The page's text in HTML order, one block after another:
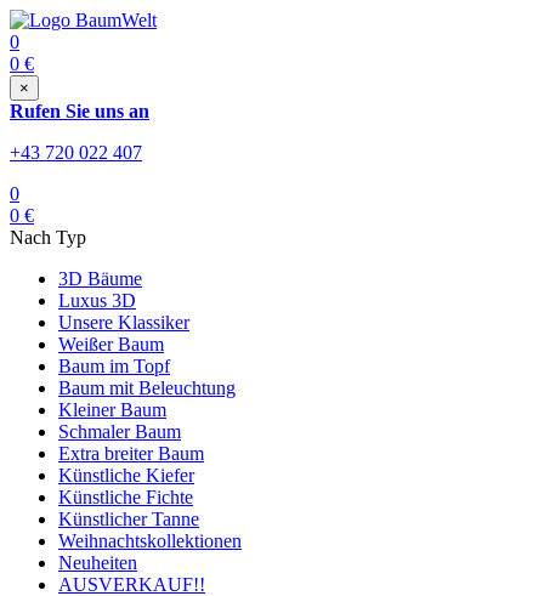
0
0 €
×
Rufen Sie uns an
+43 720 022 407
0
0 €
Nach Typ
3D Bäume
Luxus 3D
Unsere Klassiker
Weißer Baum
Baum im Topf
Baum mit Beleuchtung
Kleiner Baum
Schmaler Baum
Extra breiter Baum
Künstliche Kiefer
Künstliche Fichte
Künstlicher Tanne
Weihnachtskollektionen
Neuheiten
AUSVERKAUF!!